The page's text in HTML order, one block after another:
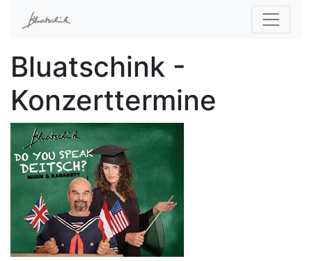
Bluatschink -
Konzerttermine